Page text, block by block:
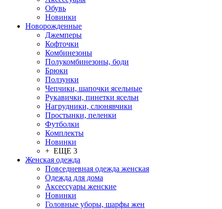
Обувь
Новинки
Новорожденные
Джемперы
Кофточки
Комбинезоны
Полукомбинезоны, боди
Брюки
Ползунки
Чепчики, шапочки ясельные
Рукавички, пинетки ясельн
Нагрудники, слюнявчики
Простынки, пеленки
Футболки
Комплекты
Новинки
+ ЕЩЕ 3
Женская одежда
Повседневная одежда женская
Одежда для дома
Аксессуары женские
Новинки
Головные уборы, шарфы жен